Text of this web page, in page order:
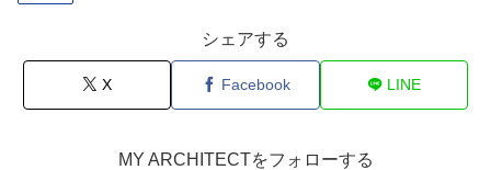
シェアする
X Facebook LINE
MY ARCHITECTをフォローする